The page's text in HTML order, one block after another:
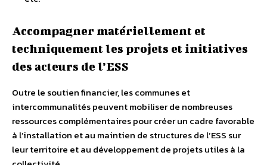
Accompagner matériellement et
techniquement les projets et initiatives
des acteurs de l’ESS
Outre le soutien financier, les communes et
intercommunalités peuvent mobiliser de nombreuses
ressources complémentaires pour créer un cadre favorable
à l’installation et au maintien de structures de l’ESS sur
leur territoire et au développement de projets utiles à la